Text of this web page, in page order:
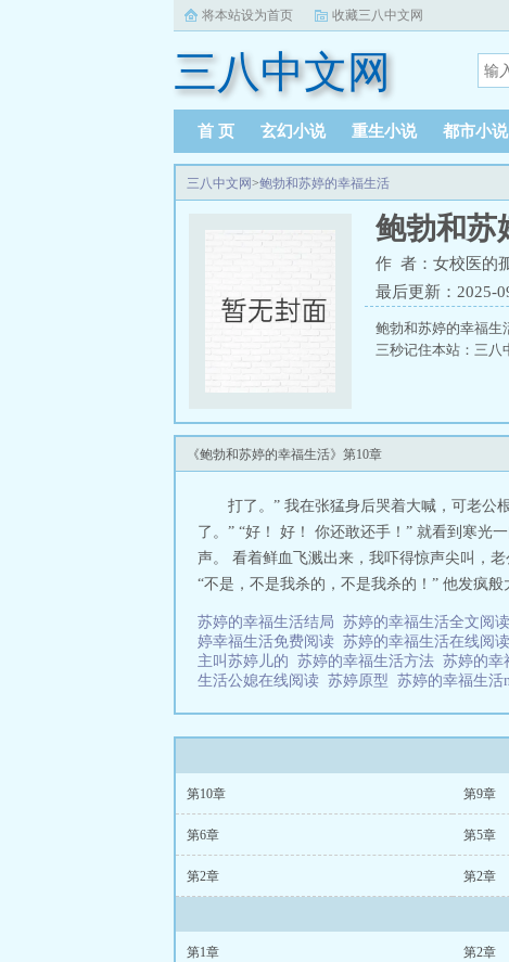
将本站设为首页 收藏三八中文网
三八中文网
首 页 玄幻小说 重生小说 都市小说
三八中文网>鲍勃和苏婷的幸福生活
鲍勃和苏
作 者：女校医的
最后更新：2025-
鲍勃和苏婷的幸福生
三秒记住本站：三八
《鲍勃和苏婷的幸福生活》第10章
打了。” 我在张猛身后哭着大喊，可老公
了。” “好！ 好！ 你还敢还手！” 就看到寒光
声。 看着鲜血飞溅出来，我吓得惊声尖叫，
“不是，不是我杀的，不是我杀的！” 他发疯
苏婷的幸福生活结局 苏婷的幸福生活全文阅
婷幸福生活免费阅读 苏婷的幸福生活在线阅
主叫苏婷儿的 苏婷的幸福生活方法 苏婷的幸
生活公媳在线阅读 苏婷原型 苏婷的幸福生活
第10章 第9章
第6章 第5章
第2章 第2章
第1章 第2章